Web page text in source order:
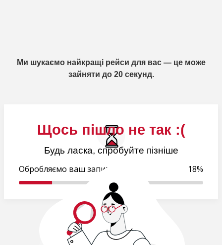
Щось пішло не так :(
Будь ласка, спробуйте пізніше
Ми шукаємо найкращі рейси для вас — це може
зайняти до 20 секунд.
Обробляємо ваш запит.. 18%